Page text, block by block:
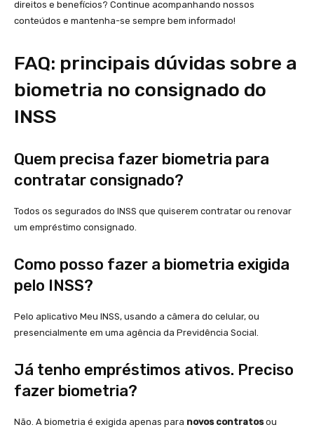
direitos e benefícios? Continue acompanhando nossos
conteúdos e mantenha-se sempre bem informado!
FAQ: principais dúvidas sobre a
biometria no consignado do
INSS
Quem precisa fazer biometria para
contratar consignado?
Todos os segurados do INSS que quiserem contratar ou renovar
um empréstimo consignado.
Como posso fazer a biometria exigida
pelo INSS?
Pelo aplicativo Meu INSS, usando a câmera do celular, ou
presencialmente em uma agência da Previdência Social.
Já tenho empréstimos ativos. Preciso
fazer biometria?
Não. A biometria é exigida apenas para novos contratosou